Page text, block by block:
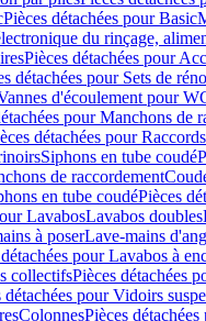
Pièces détachées pour Basic
du rinçage,
Pièces détachées pour
détachées pour Sets de
d'écoulement pour
pour Manchons de
détachées pour
Siphons en tube coudé
de raccordement
en tube coudéPièces
LavabosLavabos doubles
à poserLave-mains
pour Lavabos à
collectifsPièces détachées
détachées pour Vidoirs
ColonnesPièces